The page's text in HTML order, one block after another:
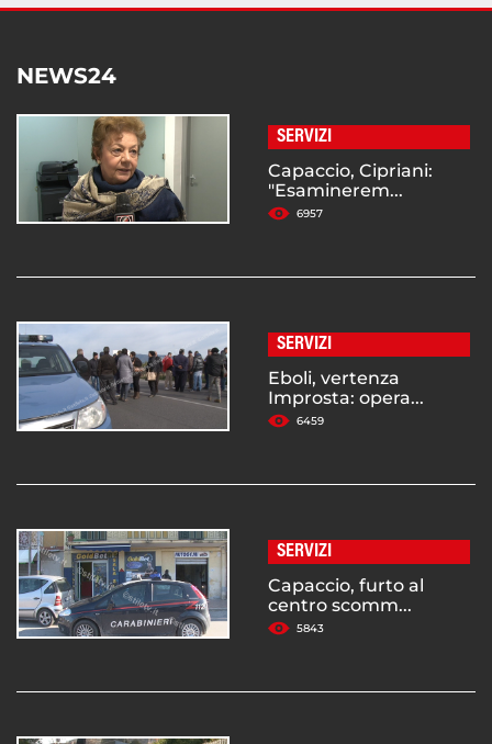
NEWS24
SERVIZI
Capaccio, Cipriani:
"Esaminerem...
6957
SERVIZI
Eboli, vertenza
Improsta: opera...
6459
SERVIZI
Capaccio, furto al
centro scomm...
5843